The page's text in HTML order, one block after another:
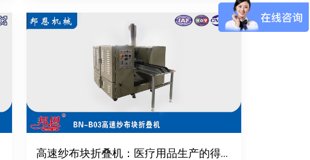
高速纱布块折叠机：医疗用品生产的得力助手